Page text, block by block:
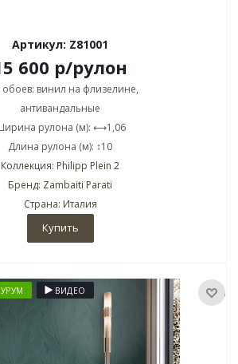
Артикул: Z81001
600 р/рулон
обоев: винил на флизелине,
антивандальные
рулона (м): ⟷1,06
Длина рулона (м): ↕10
Коллекция: Philipp Plein 2
Бренд: Zambaiti Parati
Страна: Италия
Купить
ВИДЕО